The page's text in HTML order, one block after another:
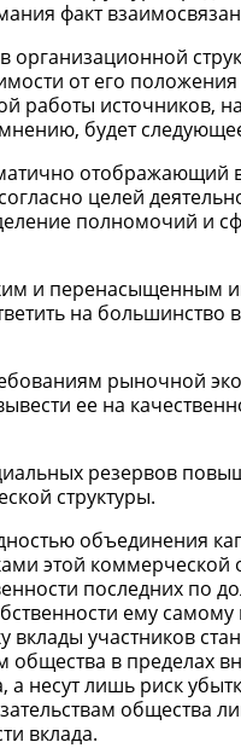
факт
от его
работы источников,
будет
отображающий
целей
полномочий и
и перенасыщенным
на большинство
рыночной
ее на
резервов
структуры.
объединения
этой коммерческой
последних по
ему
участников
общества в пределах
несут лишь риск
общества
вклада.